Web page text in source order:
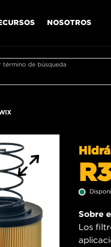
NOSOTROS
término de búsqueda
Sobre
Los